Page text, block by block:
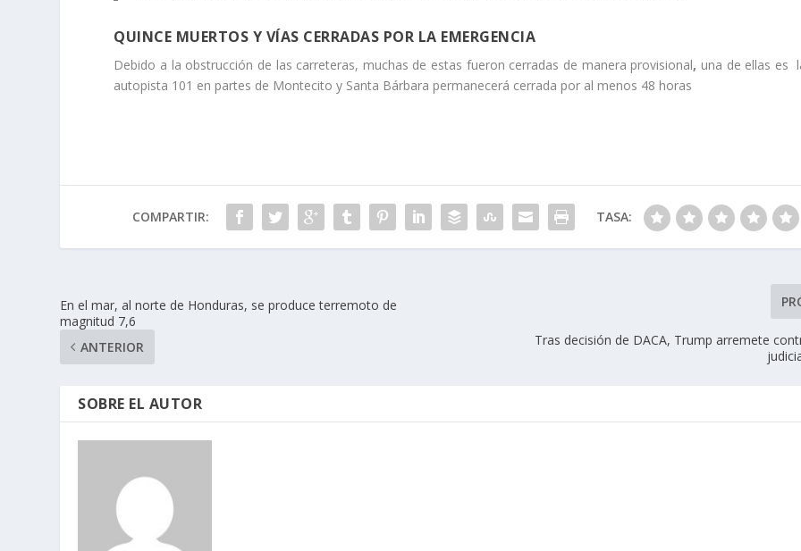
QUINCE MUERTOS Y VÍAS CERRADAS POR LA EMERGENCIA
Debido a la obstrucción de las carreteras, muchas de estas fueron cerradas de manera provisional, una de ellas es
autopista 101 en partes de Montecito y Santa Bárbara permanecerá cerrada por al menos 48 horas
COMPARTIR: TASA:
En el mar, al norte de Honduras, se produce terremoto de
magnitud 7,6
ANTERIOR
Tras decisión de DACA, Trump arremete
SOBRE EL AUTOR